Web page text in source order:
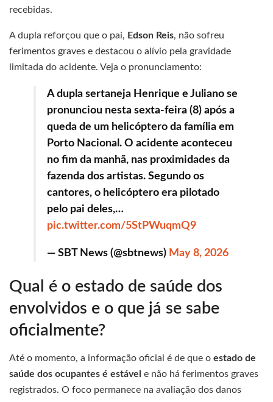
recebidas.
A dupla reforçou que o pai, Edson Reis, não sofreu
ferimentos graves e destacou o alívio pela gravidade
limitada do acidente. Veja o pronunciamento:
A dupla sertaneja Henrique e Juliano se
pronunciou nesta sexta-feira (8) após a
queda de um helicóptero da família em
Porto Nacional. O acidente aconteceu
no fim da manhã, nas proximidades da
fazenda dos artistas. Segundo os
cantores, o helicóptero era pilotado
pelo pai deles,…
pic.twitter.com/5StPWuqmQ9
— SBT News (@sbtnews) May 8, 2026
Qual é o estado de saúde dos
envolvidos e o que já se sabe
oficialmente?
Até o momento, a informação oficial é de que o estado de
saúde dos ocupantes é estável e não há ferimentos graves
registrados. O foco permanece na avaliação dos danos